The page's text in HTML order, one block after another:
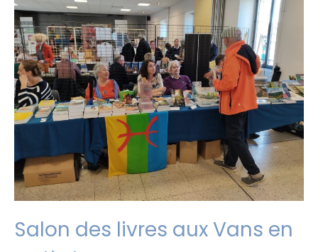
Salon des livres aux Vans en